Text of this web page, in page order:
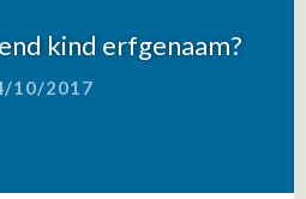
kind erfgenaam?
10/2017